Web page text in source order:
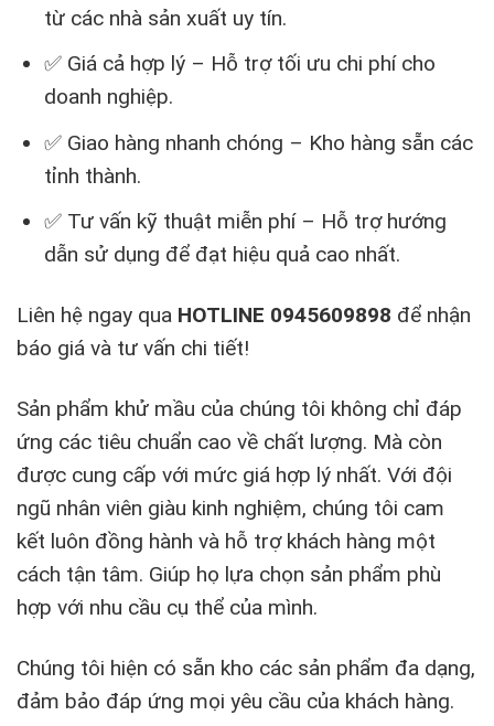
từ các nhà sản xuất uy tín.
✅ Giá cả hợp lý – Hỗ trợ tối ưu chi phí cho
doanh nghiệp.
✅ Giao hàng nhanh chóng – Kho hàng sẵn các
tỉnh thành.
✅ Tư vấn kỹ thuật miễn phí – Hỗ trợ hướng
dẫn sử dụng để đạt hiệu quả cao nhất.
Liên hệ ngay qua HOTLINE 0945609898 để nhận
báo giá và tư vấn chi tiết!
Sản phẩm khử mầu của chúng tôi không chỉ đáp
ứng các tiêu chuẩn cao về chất lượng. Mà còn
được cung cấp với mức giá hợp lý nhất. Với đội
ngũ nhân viên giàu kinh nghiệm, chúng tôi cam
kết luôn đồng hành và hỗ trợ khách hàng một
cách tận tâm. Giúp họ lựa chọn sản phẩm phù
hợp với nhu cầu cụ thể của mình.
Chúng tôi hiện có sẵn kho các sản phẩm đa dạng,
đảm bảo đáp ứng mọi yêu cầu của khách hàng.